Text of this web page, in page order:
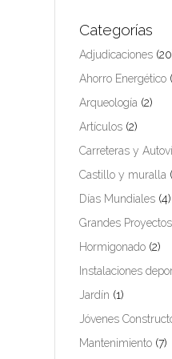
Categorías
Adjudicaciones
Ahorro Energético
Arqueología(2)
Artículos(2)
Carreteras y
Castillo y muralla
Días Mundiales(4)
Grandes Proyectos
Hormigonado(2)
Instalaciones
Jardín (1)
Jóvenes
Mantenimiento(7)